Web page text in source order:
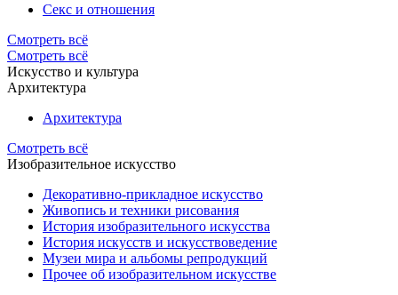
Секс и отношения
Смотреть всё
Смотреть всё
Искусство и культура
Архитектура
Архитектура
Смотреть всё
Изобразительное искусство
Декоративно-прикладное искусство
Живопись и техники рисования
История изобразительного искусства
История искусств и искусствоведение
Музеи мира и альбомы репродукций
Прочее об изобразительном искусстве